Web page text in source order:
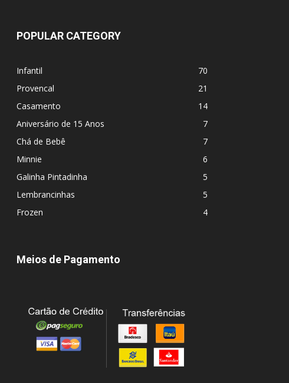
POPULAR CATEGORY
Infantil
70
Provencal
21
Casamento
14
Aniversário de 15 Anos
7
Chá de Bebê
7
Minnie
6
Galinha Pintadinha
5
Lembrancinhas
5
Frozen
4
Meios de Pagamento